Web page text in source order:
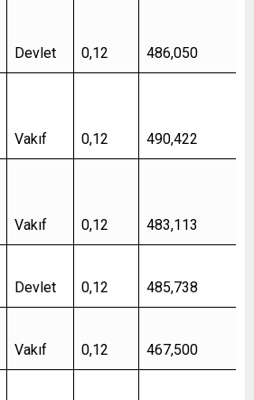
Devlet 0,12 486,050
Vakıf 0,12 490,422
Vakıf 0,12 483,113
Devlet 0,12 485,738
Vakıf 0,12 467,500